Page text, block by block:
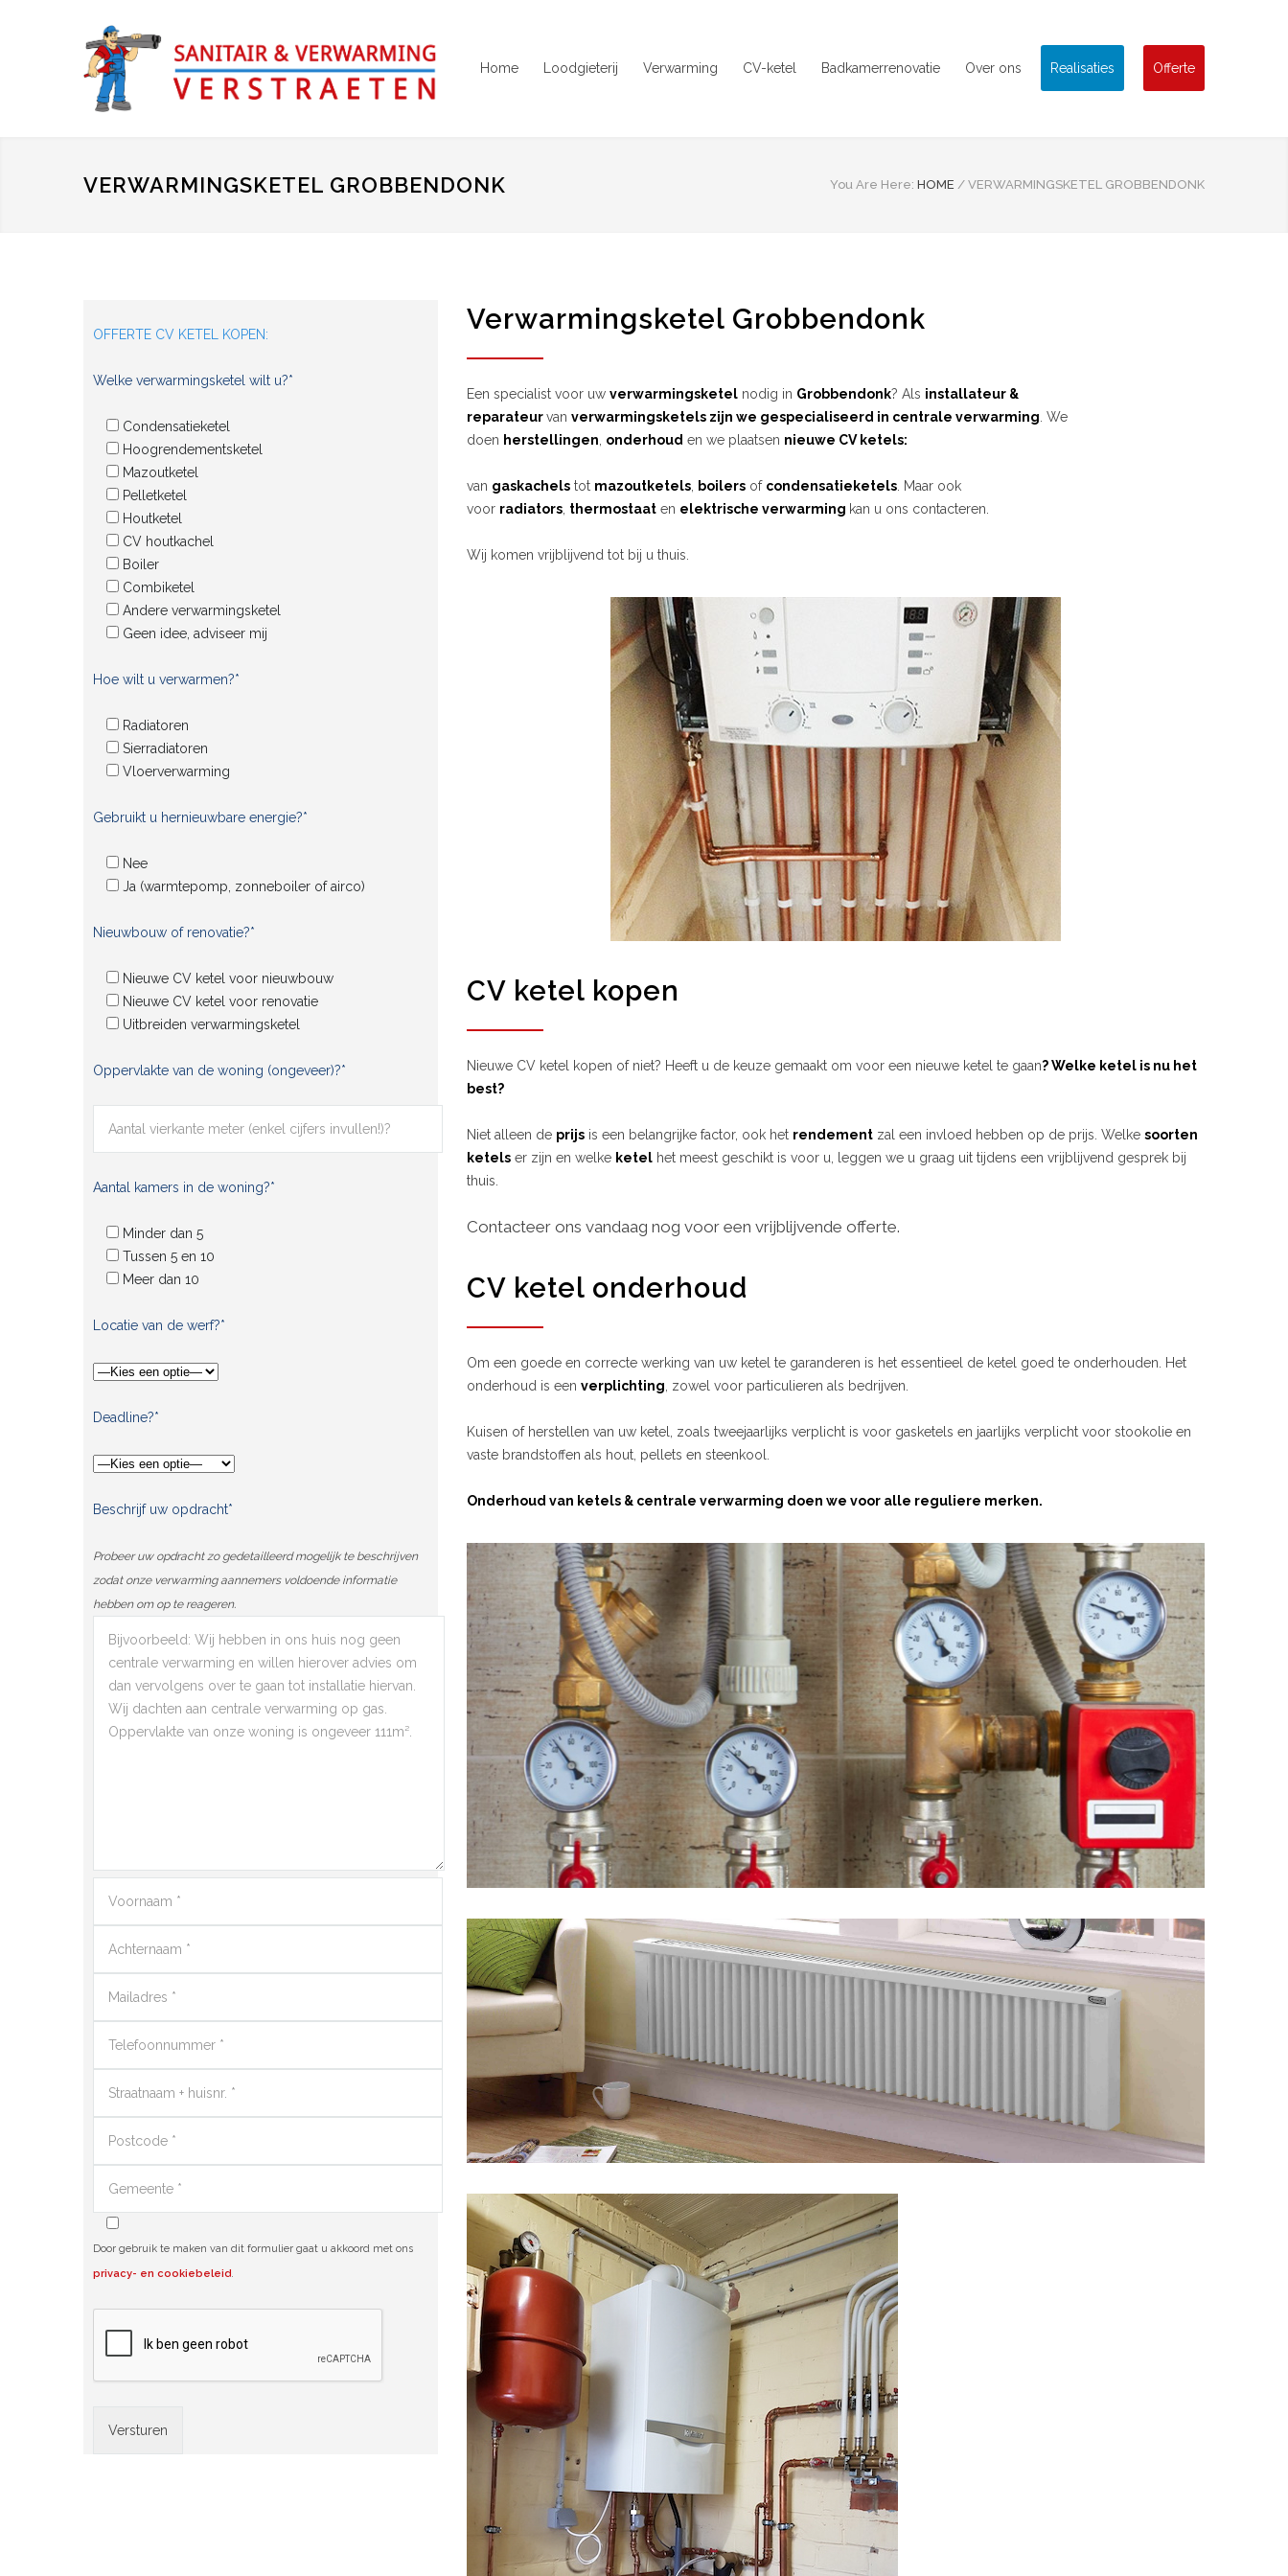
Home Loodgieterij Verwarming CV-ketel Badkamerrenovatie Over ons Realisaties Offerte
VERWARMINGSKETEL GROBBENDONK You Are Here: HOME / VERWARMINGSKETEL GROBBENDONK
OFFERTE CV KETEL KOPEN:
Welke verwarmingsketel wilt u?*
Condensatieketel
Hoogrendementsketel
Mazoutketel
Pelletketel
Houtketel
CV houtkachel
Boiler
Combiketel
Andere verwarmingsketel
Geen idee, adviseer mij
Hoe wilt u verwarmen?*
Radiatoren
Sierradiatoren
Vloerverwarming
Gebruikt u hernieuwbare energie?*
Nee
Ja (warmtepomp, zonneboiler of airco)
Nieuwbouw of renovatie?*
Nieuwe CV ketel voor nieuwbouw
Nieuwe CV ketel voor renovatie
Uitbreiden verwarmingsketel
Oppervlakte van de woning (ongeveer)?*
Aantal kamers in de woning?*
Minder dan 5
Tussen 5 en 10
Meer dan 10
Locatie van de werf?*
Deadline?*
Beschrijf uw opdracht*
Probeer uw opdracht zo gedetailleerd mogelijk te beschrijven
zodat onze verwarming aannemers voldoende informatie
hebben om op te reageren.
Door gebruik te maken van dit formulier gaat u akkoord met ons
privacy- en cookiebeleid.
Verwarmingsketel Grobbendonk
Een specialist voor uw verwarmingsketel nodig in Grobbendonk? Als installateur &
reparateurvan verwarmingsketels zijn we gespecialiseerd in centrale verwarming . We
doen herstellingen onderhoud en we plaatsen nieuwe CV ketels:
van gaskachels tot mazoutketels boilers of condensatieketels . Maar ook
voor radiators thermostaat en elektrische verwarming kan u ons contacteren.
Wij komen vrijblijvend tot bij u thuis.
CV ketel kopen
Nieuwe CV ketel kopen of niet? Heeft u de keuze gemaakt om voor een nieuwe ketel te gaan? Welke ketel is nu het
best?
Niet alleen de prijs is een belangrijke factor, ook het rendement zal een invloed hebben op de prijs. Welke soorten
ketels er zijn en welke ketel het meest geschikt is voor u, leggen we u graag uit tijdens een vrijblijvend gesprek bij
thuis.
Contacteer ons vandaag nog voor een vrijblijvende offerte.
CV ketel onderhoud
Om een goede en correcte werking van uw ketel te garanderen is het essentieel de ketel goed te onderhouden. Het
onderhoud is een verplichting , zowel voor particulieren als bedrijven.
Kuisen of herstellen van uw ketel, zoals tweejaarlijks verplicht is voor gasketels en jaarlijks verplicht voor stookolie en
vaste brandstoffen als hout, pellets en steenkool.
Onderhoud van ketels & centrale verwarming doen we voor alle reguliere merken.